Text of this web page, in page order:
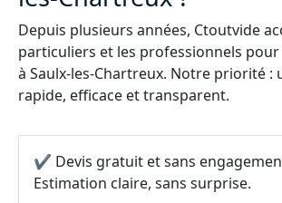
Depuis plusieurs années, Ctoutvide
particuliers et les professionnels
à Saulx-les-Chartreux. Notre priorité :
rapide, efficace et transparent.
✔ Devis gratuit et sans
Estimation claire, sans surprise.